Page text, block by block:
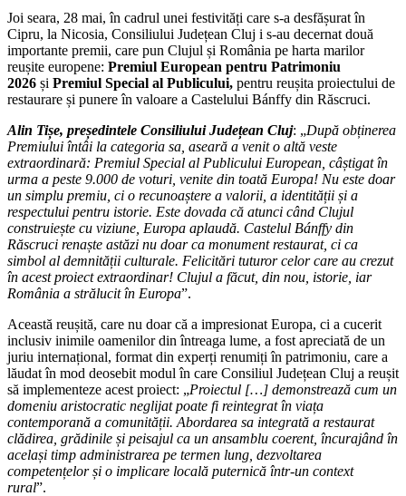
Bánffy
din
Răscruci,
cea
mai
nouă
arhitecturală
a
Transilvaniei
Link
Partajează
Joi seara, 28 mai, în cadrul unei festivități care s-a desfășurat în
Cipru, la Nicosia, Consiliului Județean Cluj i s-au decernat două
importante premii, care pun Clujul și România pe harta marilor
reușite europene: Premiul European pentru Patrimoniu
2026 și Premiul Special al Publicului, pentru reușita proiectului de
restaurare și punere în valoare a Castelului Bánffy din Răscruci.
Alin Tișe, președintele Consiliului Județean Cluj: „După obținerea
Premiului întâi la categoria sa, aseară a venit o altă veste
extraordinară: Premiul Special al Publicului European, câștigat în
urma a peste 9.000 de voturi, venite din toată Europa! Nu este doar
un simplu premiu, ci o recunoaștere a valorii, a identității și a
respectului pentru istorie. Este dovada că atunci când Clujul
construiește cu viziune, Europa aplaudă. Castelul Bánffy din
Răscruci renaște astăzi nu doar ca monument restaurat, ci ca
simbol al demnității culturale. Felicitări tuturor celor care au crezut
în acest proiect extraordinar! Clujul a făcut, din nou, istorie, iar
România a strălucit în Europa”.
Această reușită, care nu doar că a impresionat Europa, ci a cucerit
inclusiv inimile oamenilor din întreaga lume, a fost apreciată de un
juriu internațional, format din experți renumiți în patrimoniu, care a
lăudat în mod deosebit modul în care Consiliul Județean Cluj a reușit
să implementeze acest proiect: „Proiectul […] demonstrează cum un
domeniu aristocratic neglijat poate fi reintegrat în viața
contemporană a comunității. Abordarea sa integrată a restaurat
clădirea, grădinile și peisajul ca un ansamblu coerent, încurajând în
același timp administrarea pe termen lung, dezvoltarea
competențelor și o implicare locală puternică într-un context
rural”.